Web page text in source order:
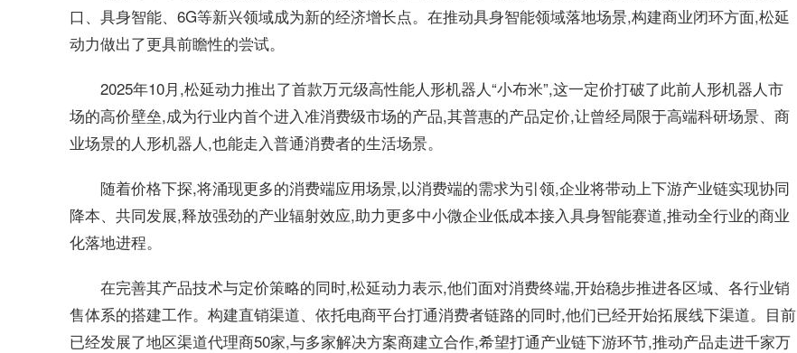
口、具身智能、6G等新兴领域成为新的经济增长点。在推动具身智能领域落地场景,构建商业闭环方面,松延
动力做出了更具前瞻性的尝试。
2025年10月,松延动力推出了首款万元级高性能人形机器人“小布米”,这一定价打破了此前人形机器人市
场的高价壁垒,成为行业内首个进入准消费级市场的产品,其普惠的产品定价,让曾经局限于高端科研场景、商
业场景的人形机器人,也能走入普通消费者的生活场景。
随着价格下探,将涌现更多的消费端应用场景,以消费端的需求为引领,企业将带动上下游产业链实现协同
降本、共同发展,释放强劲的产业辐射效应,助力更多中小微企业低成本接入具身智能赛道,推动全行业的商业
化落地进程。
在完善其产品技术与定价策略的同时,松延动力表示,他们面对消费终端,开始稳步推进各区域、各行业销
售体系的搭建工作。构建直销渠道、依托电商平台打通消费者链路的同时,他们已经开始拓展线下渠道。目前
已经发展了地区渠道代理商50家,与多家解决方案商建立合作,希望打通产业链下游环节,推动产品走进千家万